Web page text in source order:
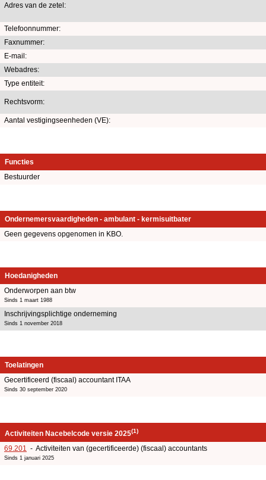
Adres van de zetel:
Telefoonnummer:
Faxnummer:
E-mail:
Webadres:
Type entiteit:
Rechtsvorm:
Aantal vestigingseenheden (VE):
Functies
Bestuurder
Ondernemersvaardigheden - ambulant - kermisuitbater
Geen gegevens opgenomen in KBO.
Hoedanigheden
Onderworpen aan btw
Sinds 1 maart 1988
Inschrijvingsplichtige onderneming
Sinds 1 november 2018
Toelatingen
Gecertificeerd (fiscaal) accountant ITAA
Sinds 30 september 2020
Activiteiten Nacebelcode versie 2025(1)
69.201 - Activiteiten van (gecertificeerde) (fiscaal) accountants
Sinds 1 januari 2025